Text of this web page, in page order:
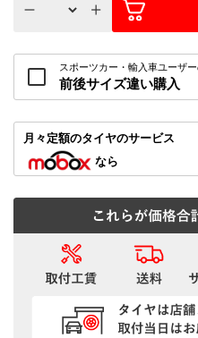
スポーツカー・輸入車ユーザー
前後サイズ違い購入
月々定額のタイヤのサービス
なら